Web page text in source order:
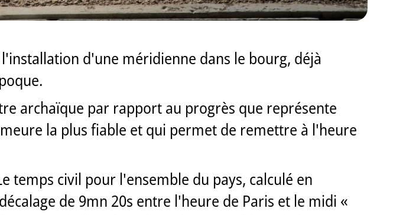
d'une méridienne dans le bourg, déjà
archaïque par rapport au progrès que représente
la plus fiable et qui permet de remettre à l'heure
temps civil pour l'ensemble du pays, calculé en
de 9mn 20s entre l'heure de Paris et le midi «